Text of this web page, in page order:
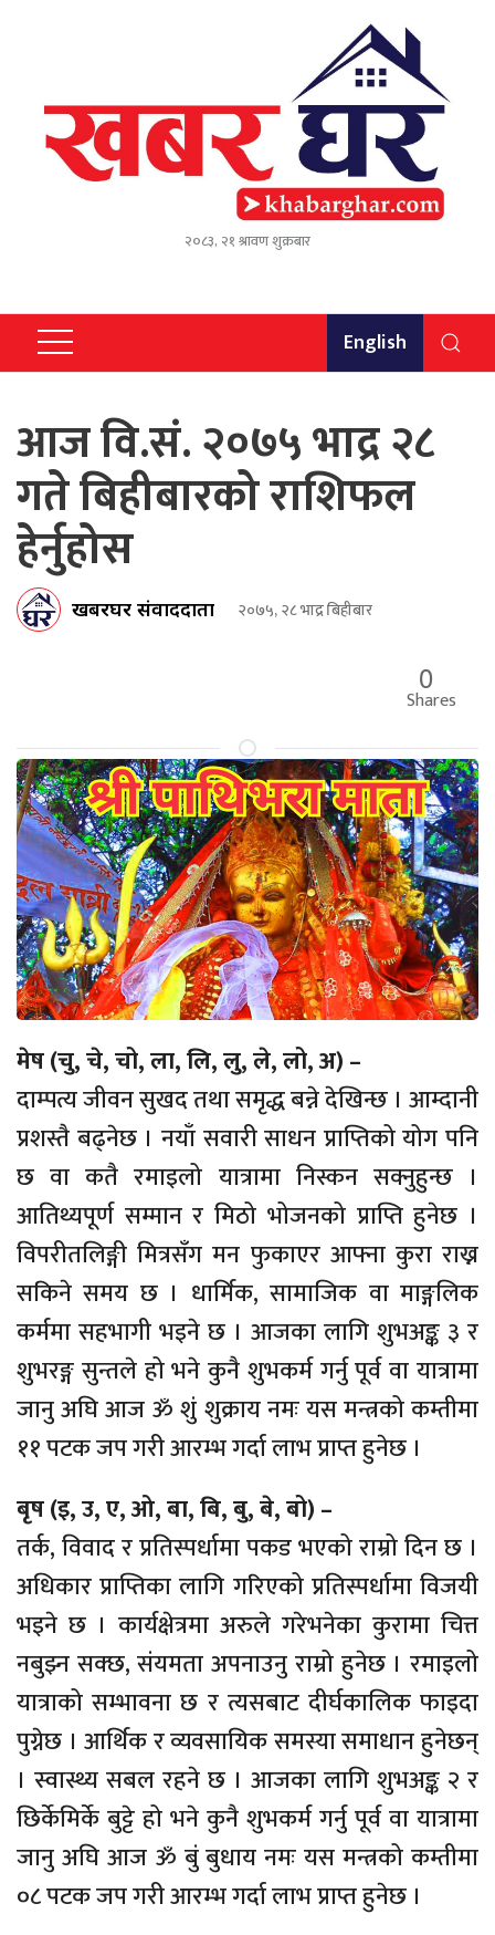
२०८३, २१ श्रावण शुक्रबार
English
आज वि.सं. २०७५ भाद्र २८
गते बिहीबारको राशिफल
हेर्नुहोस
खबरघर संवाददाता २०७५, २८ भाद्र बिहीबार
0
Shares
मेष (चु, चे, चो, ला, लि, लु, ले, लो, अ) –
दाम्पत्य जीवन सुखद तथा समृद्ध बन्ने देखिन्छ । आम्दानी
प्रशस्तै बढ्नेछ । नयाँ सवारी साधन प्राप्तिको योग पनि
छ वा कतै रमाइलो यात्रामा निस्कन सक्नुहुन्छ ।
आतिथ्यपूर्ण सम्मान र मिठो भोजनको प्राप्ति हुनेछ ।
विपरीतलिङ्गी मित्रसँग मन फुकाएर आफ्ना कुरा राख्न
सकिने समय छ । धार्मिक, सामाजिक वा माङ्गलिक
कर्ममा सहभागी भइने छ । आजका लागि शुभअङ्क ३ र
शुभरङ्ग सुन्तले हो भने कुनै शुभकर्म गर्नु पूर्व वा यात्रामा
जानु अघि आज ॐ शुं शुक्राय नमः यस मन्त्रको कम्तीमा
११ पटक जप गरी आरम्भ गर्दा लाभ प्राप्त हुनेछ ।
बृष (इ, उ, ए, ओ, बा, बि, बु, बे, बो) –
तर्क, विवाद र प्रतिस्पर्धामा पकड भएको राम्रो दिन छ ।
अधिकार प्राप्तिका लागि गरिएको प्रतिस्पर्धामा विजयी
भइने छ । कार्यक्षेत्रमा अरुले गरेभनेका कुरामा चित्त
नबुझ्न सक्छ, संयमता अपनाउनु राम्रो हुनेछ । रमाइलो
यात्राको सम्भावना छ र त्यसबाट दीर्घकालिक फाइदा
पुग्नेछ । आर्थिक र व्यवसायिक समस्या समाधान हुनेछन्
। स्वास्थ्य सबल रहने छ । आजका लागि शुभअङ्क २ र
छिर्केमिर्के बुट्टे हो भने कुनै शुभकर्म गर्नु पूर्व वा यात्रामा
जानु अघि आज ॐ बुं बुधाय नमः यस मन्त्रको कम्तीमा
०८ पटक जप गरी आरम्भ गर्दा लाभ प्राप्त हुनेछ ।